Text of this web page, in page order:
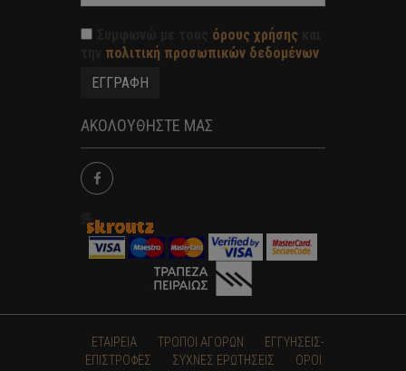
όρους χρήσης
πολιτική προσωπικών δεδομένων
ΑΚΟΛΟΥΘΗΣΤΕ ΜΑΣ
ΕΤΑΙΡΕΙΑ ΤΡΟΠΟΙ ΑΓΟΡΩΝ
ΕΓΓΥΗΣΕΙΣ-
ΕΠΙΣΤΡΟΦΕΣ
ΣΥΧΝΕΣ ΕΡΩΤΗΣΕΙΣ ΟΡΟΙ